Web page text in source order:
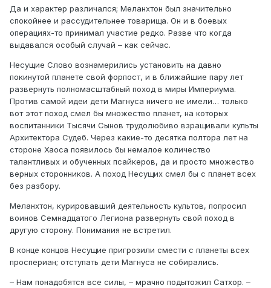
Да и характер различался; Меланхтон был значительно
спокойнее и рассудительнее товарища. Он и в боевых
операциях-то принимал участие редко. Разве что когда
выдавался особый случай – как сейчас.
Несущие Слово вознамерились установить на давно
покинутой планете свой форпост, и в ближайшие пару лет
развернуть полномасштабный поход в миры Империума.
Против самой идеи дети Магнуса ничего не имели… только
вот этот поход смел бы множество планет, на которых
воспитанники Тысячи Сынов трудолюбиво взращивали культы
Архитектора Судеб. Через какие-то десятка полтора лет на
стороне Хаоса появилось бы немалое количество
талантливых и обученных псайкеров, да и просто множество
верных сторонников. А поход Несущих смел бы с планет всех
без разбору.
Меланхтон, курировавший деятельность культов, попросил
воинов Семнадцатого Легиона развернуть свой поход в
другую сторону. Понимания не встретил.
В конце концов Несущие пригрозили смести с планеты всех
проспериан; отступать дети Магнуса не собирались.
– Нам понадобятся все силы, – мрачно подытожил Сатхор. –